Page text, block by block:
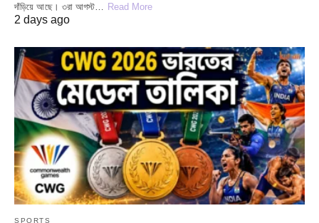
দাঁড়িয়ে আছে। ৩রা আগস্ট… Read More
2 days ago
SPORTS